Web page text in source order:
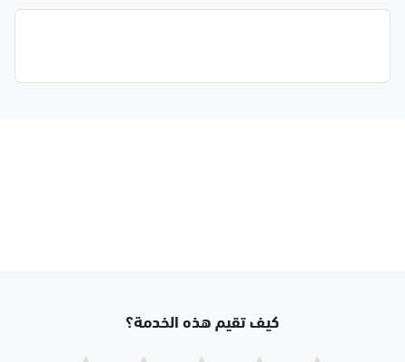
كيف تقيم هذه الخدمة؟